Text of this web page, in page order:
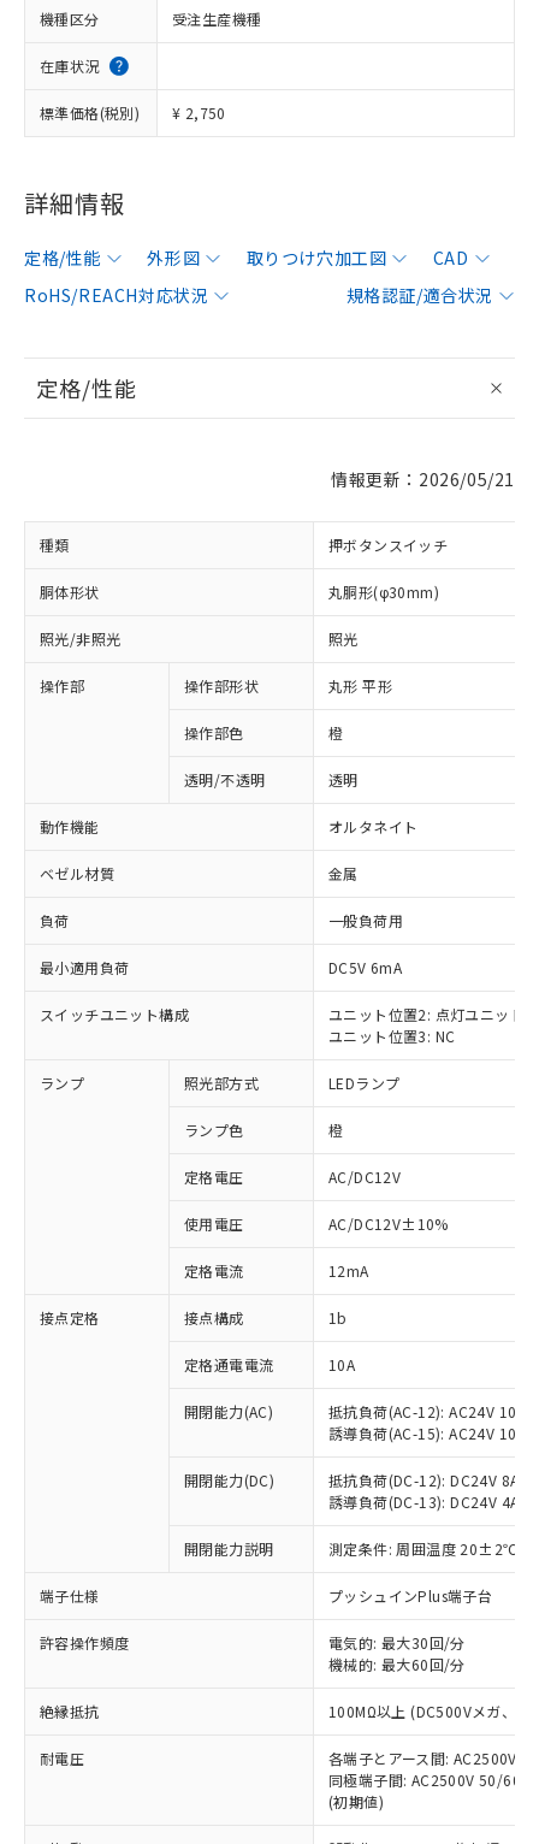
機種区分 受注生産機種
在庫状況
標準価格(税別) ¥ 2,750
詳細情報
定格/性能 外形図 取りつけ穴加工図
CAD
RoHS/REACH対応状況
規格認証/適合状況
定格/性能
情報更新：2026/05/21
種類 押ボタンスイッチ
胴体形状 丸胴形(φ30mm)
照光/非照光 照光
操作部 操作部形状 丸形 平形
操作部色 橙
透明/不透明 透明
動作機能 オルタネイト
ベゼル材質 金属
負荷 一般負荷用
最小適用負荷 DC5V 6mA
スイッチユニット構成
ユニット位置2: 点灯ユニット
ユニット位置3: NC
ランプ 照光部方式 LEDランプ
ランプ色 橙
定格電圧 AC/DC12V
使用電圧 AC/DC12V±10%
定格電流 12mA
接点定格 接点構成 1b
定格通電電流 10A
開閉能力(AC)
抵抗負荷(AC-12): AC24V 10A/
誘導負荷(AC-15): AC24V
開閉能力(DC)
抵抗負荷(DC-12): DC24V 8A/
誘導負荷(DC-13): DC24V 4A/
開閉能力説明 測定条件: 周囲温度 20±2℃、
端子仕様 プッシュインPlus端子台
許容操作頻度
電気的: 最大30回/分
機械的: 最大60回/分
絶縁抵抗 100MΩ以上 (DC500Vメガ、点
耐電圧
各端子とアース間: AC2500V
同極端子間: AC2500V 50/
(初期値)
ご利用条件
以下の条件をお読みいただき、同意のうえ
ご利用ください。
本サービスは、当社制御機器事業取扱
商品の当社在庫状況および標準価格
(税抜)を提供させていただくもので
当社制御機器事業取扱商品の中には、
本サービスの対象外となる商品もある
ことをご了承ください。
在庫状況および標準価格照会結果は、
記載している更新日時点での社内デー
タに基づき作成されるものであり、閲
覧された時点での実際の在庫および標
準価格とは異なる場合があることをご
※1 対応状況
対応済み：EU RoHS指令（10物質）の
非含有に対応した製品が提供可能な商品で
対応予定：EU RoHS指令（10物質）の非含
有に対応した製品に切り替える予定のある
対応予定なし：EU RoHS指令（10物質）の
非含有に非対応の商品で、対応品を出す予
定はありません。
調査・確認中：EU RoHS指令（10物質）の
非含有の対応状況を調査中または確認中の
非該当品：ライセンス料など無形物で、有
害物質有無と関係のない商品です。
仕入先様の事情により、非含有部品として
いたものが、含有品と判明した場合などや
むを得ず変更することがあります。
鉛(Pb) 1000ppm以下、 水銀(Hg) 1000ppm以下、 カド
六価クロム(Cr(Ⅵ)) 1000ppm以下、ポリ臭化ビフェニル
類(PBB) 1000ppm以下、ポリ臭化ジフェニルエーテル類
(PBDE) 1000ppm以下、フタル酸ビス(2-エチルヘキシ
※1 中国RoHS○×表
「○」：最大均質材料含有率が中国RoHSの
基準値以下であることを示します。
「×」：最大均質材料含有率が中国RoHSの
基準値を超えていることを示します。
「－」：未確認です。当社販売部門へお問
い合わせください。
*中国RoHS10物質の基準値 (GB/T26572)：
Pb(鉛) :1000ppm、 Hg(水銀) : 1000ppm、 Cd(カドミウ
Cr(Ⅵ)(六価クロム) : 1000ppm、 PBBs(ポリ臭化ビフェ
当社は、これら貴社製品のうち、外国
為替および外国貿易法に定める商品
（以下｢規制貨物等」という）を輸出
国政府の輸出許可(または役務取引許
可)を取得するなどの必要な手続きを